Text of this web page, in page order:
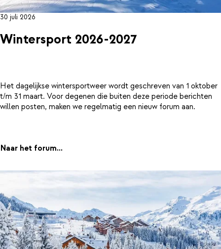
30 juli 2026
Wintersport 2026-2027
Het dagelijkse wintersportweer wordt geschreven van 1 oktober
t/m 31 maart. Voor degenen die buiten deze periode berichten
willen posten, maken we regelmatig een nieuw forum aan.
Naar het forum...